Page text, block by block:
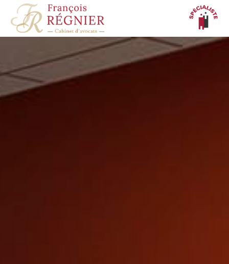
Panneau de gestion des cookies